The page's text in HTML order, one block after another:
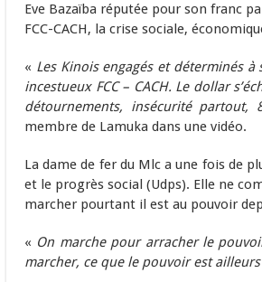
Eve Bazaïba réputée pour son franc
FCC-CACH, la crise sociale,
« Les Kinois engagés et déterminés
incestueux FCC – CACH. Le dollar
détournements, insécurité partout,
membre de Lamuka dans une vidéo.
La dame de fer du Mlc a une fois de
et le progrès social (Udps). Elle ne
marcher pourtant il est au pouvoir
« On marche pour arracher le
marcher, ce que le pouvoir est ailleurs